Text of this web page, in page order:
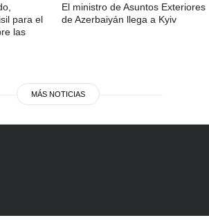
para el
las
El ministro de Asuntos Exteriores
de Azerbaiyán llega a Kyiv
MÁS NOTICIAS